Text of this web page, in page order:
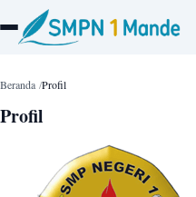
Beranda Profil
Profil